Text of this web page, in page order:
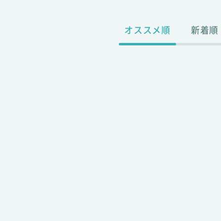
オススメ順 新着順